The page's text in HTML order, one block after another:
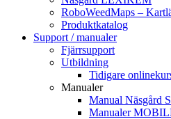
RoboWeedMaps –
Produktkatalog
Support / manualer
Fjärrsupport
Utbildning
Tidigare
Manualer
Manual Näsgård
Manualer